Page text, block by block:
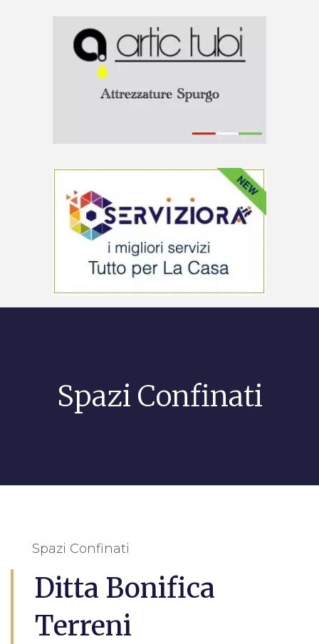
Spazi Confinati
Spazi Confinati
Ditta Bonifica
Terreni